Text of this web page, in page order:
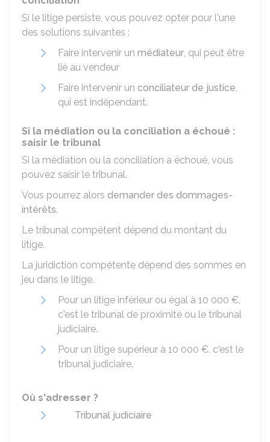
Si le litige persiste, vous pouvez opter pour l'une
des solutions suivantes :
Faire intervenir un médiateur, qui peut être
lié au vendeur
Faire intervenir un conciliateur de justice,
qui est indépendant.
Si la médiation ou la conciliation a échoué :
saisir le tribunal
Si la médiation ou la conciliation a échoué, vous
pouvez saisir le tribunal.
Vous pourrez alors demander des dommages-
intérêts.
Le tribunal compétent dépend du montant du
litige.
La juridiction compétente dépend des sommes en
jeu dans le litige.
Pour un litige inférieur ou égal à 10 000 €,
c'est le tribunal de proximité ou le tribunal
judiciaire.
Pour un litige supérieur à 10 000 €, c'est le
tribunal judiciaire.
Où s'adresser ?
Tribunal judiciaire